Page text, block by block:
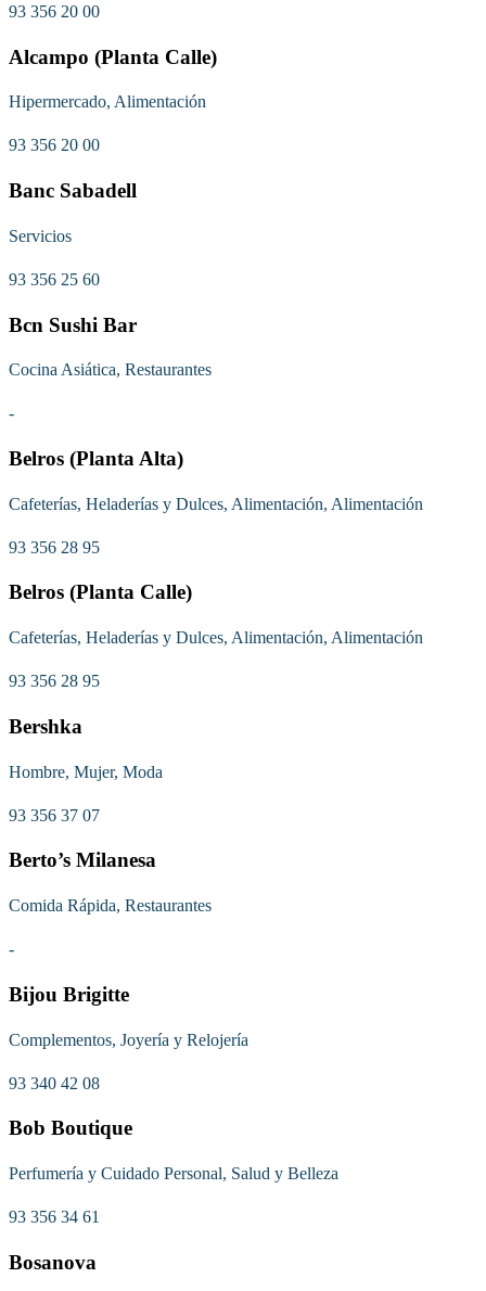
93 356 20 00
Alcampo (Planta Calle)
Hipermercado, Alimentación
93 356 20 00
Banc Sabadell
Servicios
93 356 25 60
Bcn Sushi Bar
Cocina Asiática, Restaurantes
-
Belros (Planta Alta)
Cafeterías, Heladerías y Dulces, Alimentación, Alimentación
93 356 28 95
Belros (Planta Calle)
Cafeterías, Heladerías y Dulces, Alimentación, Alimentación
93 356 28 95
Bershka
Hombre, Mujer, Moda
93 356 37 07
Berto’s Milanesa
Comida Rápida, Restaurantes
-
Bijou Brigitte
Complementos, Joyería y Relojería
93 340 42 08
Bob Boutique
Perfumería y Cuidado Personal, Salud y Belleza
93 356 34 61
Bosanova